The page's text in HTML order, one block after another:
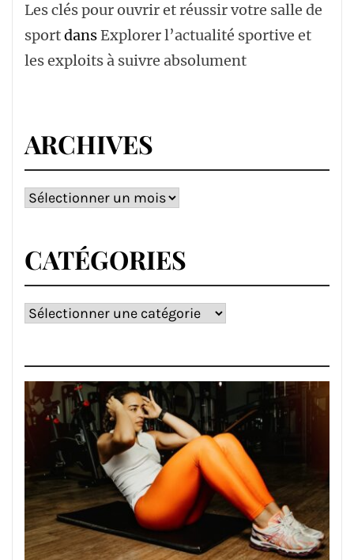
Les clés pour ouvrir et réussir votre salle de
sportdansExplorer l’actualité sportive et
les exploits à suivre absolument
ARCHIVES
Archives
CATÉGORIES
Catégories